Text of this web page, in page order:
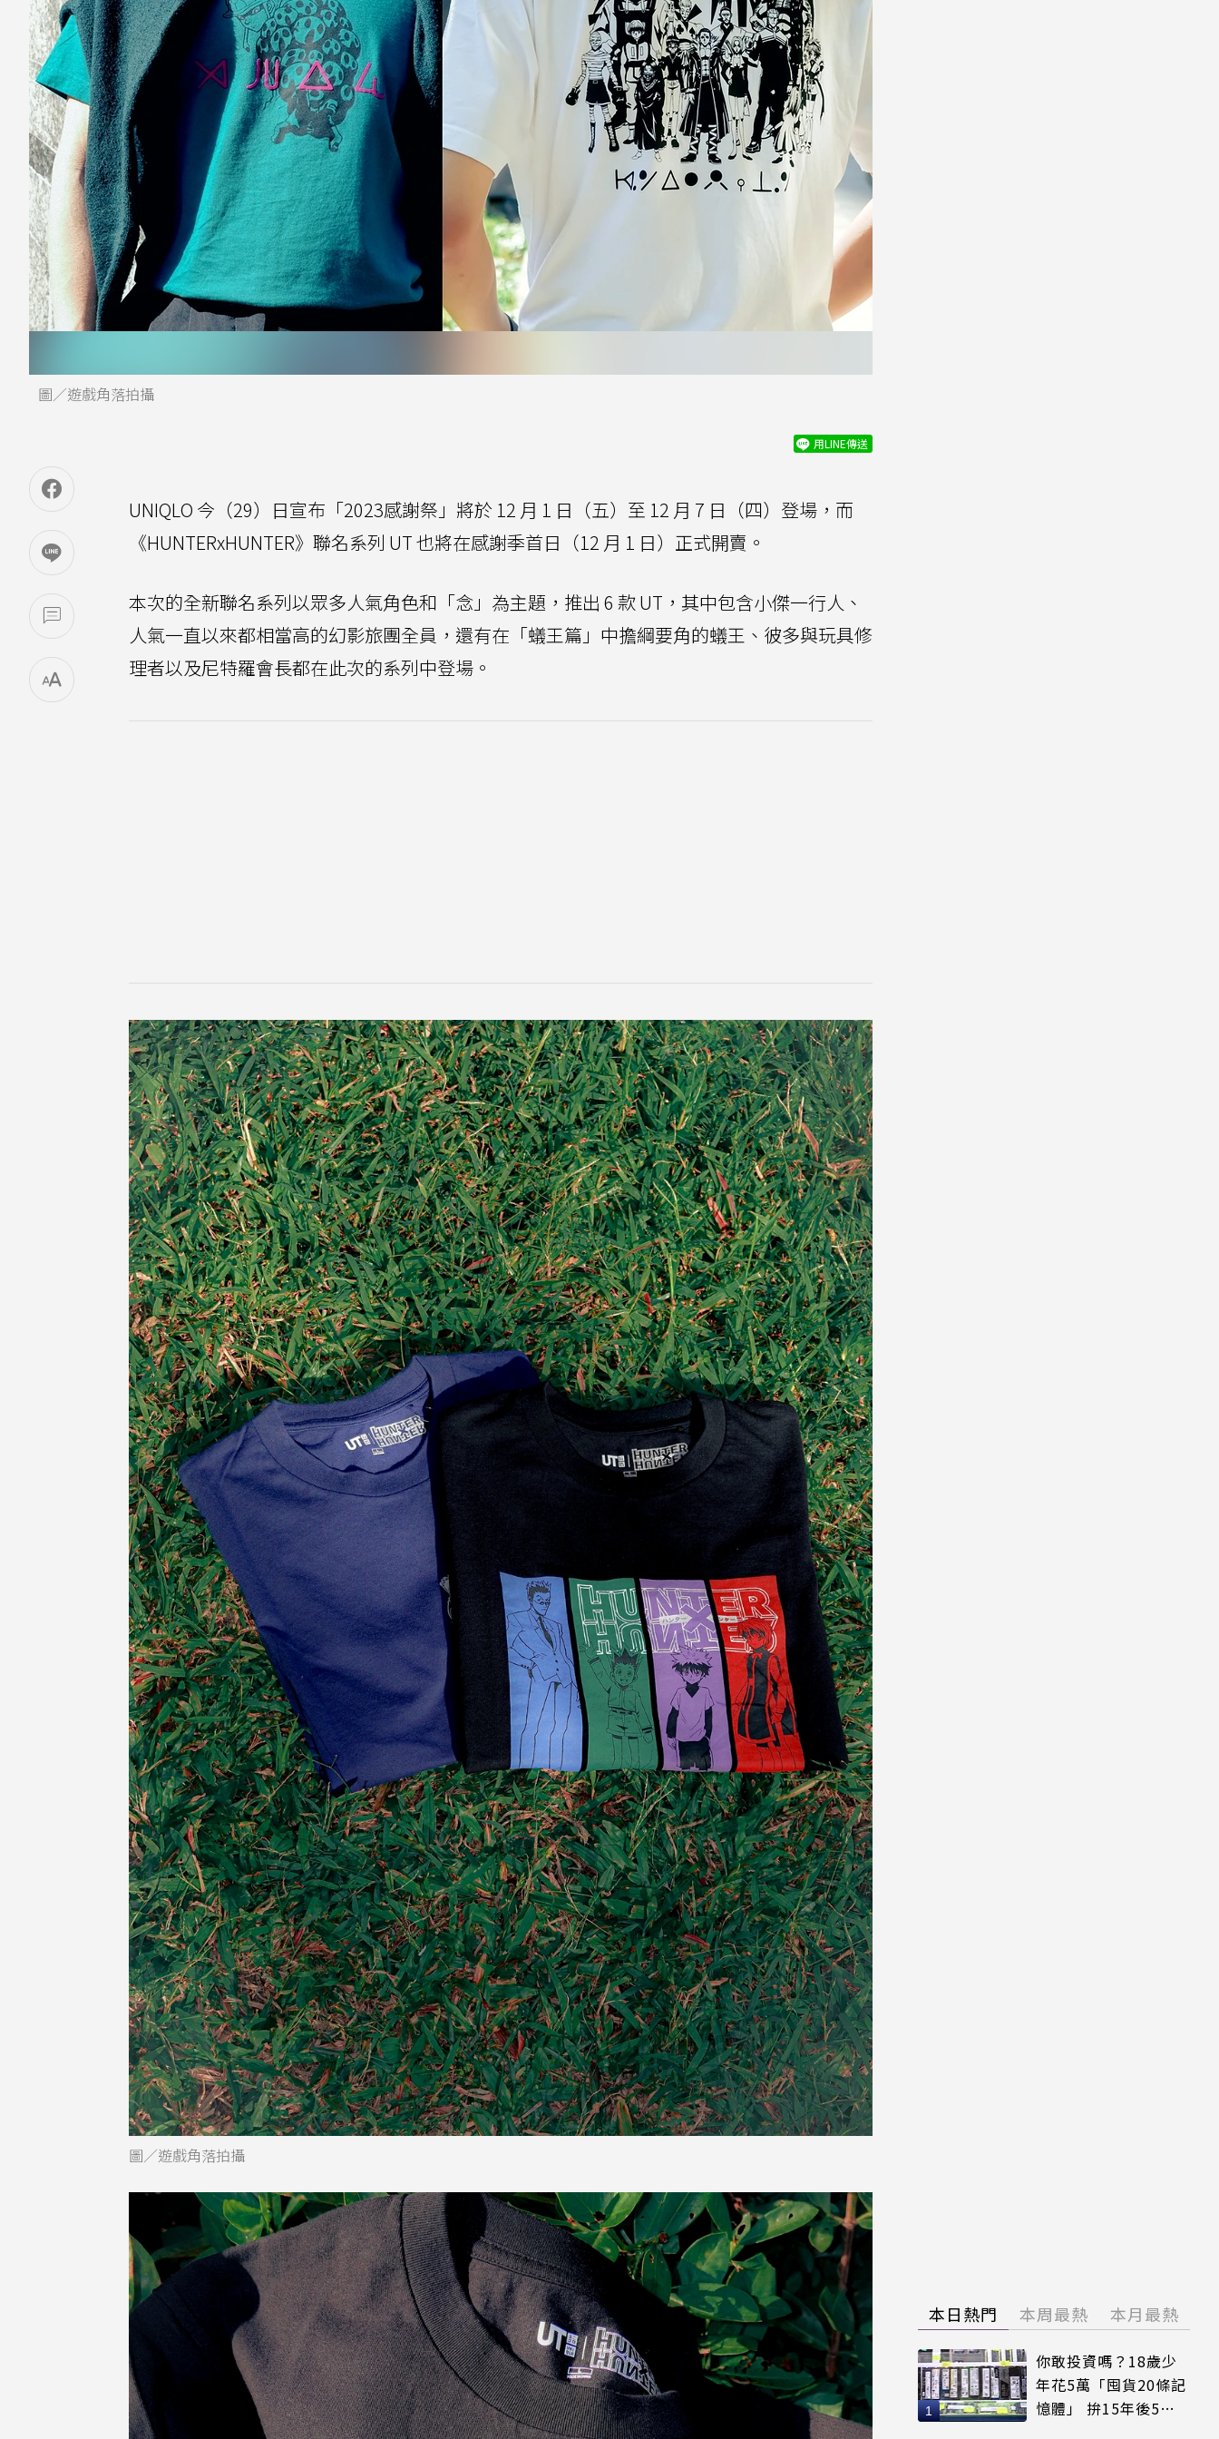
圖／遊戲角落拍攝
用LINE傳送
UNIQLO 今（29）日宣布「2023感謝祭」將於 12 月 1 日（五）至 12 月 7 日（四）登場，而
《HUNTERxHUNTER》聯名系列 UT 也將在感謝季首日（12 月 1 日）正式開賣。
本次的全新聯名系列以眾多人氣角色和「念」為主題，推出 6 款 UT，其中包含小傑一行人、
人氣一直以來都相當高的幻影旅團全員，還有在「蟻王篇」中擔綱要角的蟻王、彼多與玩具修
理者以及尼特羅會長都在此次的系列中登場。
圖／遊戲角落拍攝
本日熱門 本周最熱 本月最熱
你敢投資嗎？18歲少
年花5萬「囤貨20條記
憶體」 拚15年後5倍